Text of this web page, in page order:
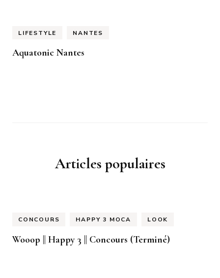
LIFESTYLE NANTES
Aquatonic Nantes
Articles populaires
CONCOURS HAPPY 3 MOCA LOOK
Wooop || Happy 3 || Concours (Terminé)